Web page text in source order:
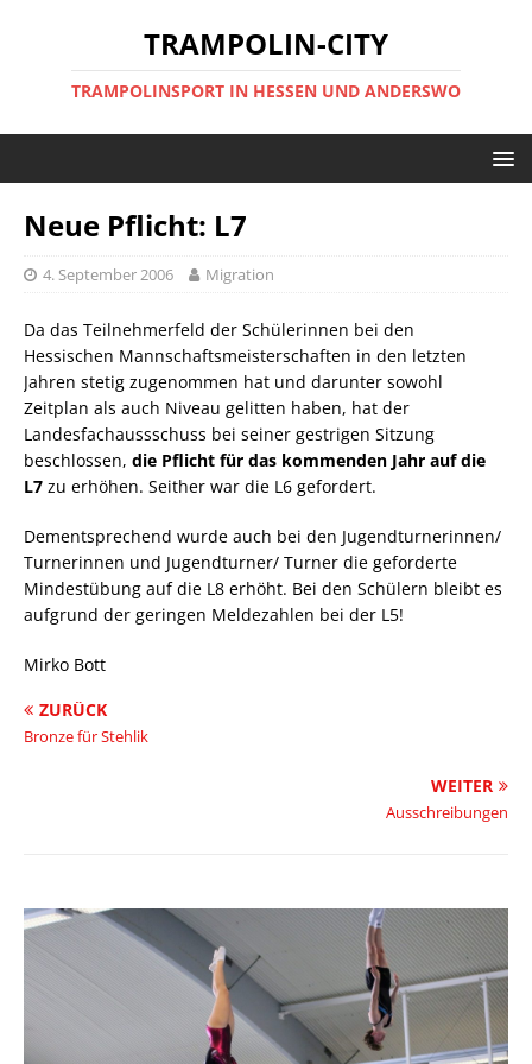
TRAMPOLIN-CITY
TRAMPOLINSPORT IN HESSEN UND ANDERSWO
Neue Pflicht: L7
4. September 2006 Migration
Da das Teilnehmerfeld der Schülerinnen bei den
Hessischen Mannschaftsmeisterschaften in den letzten
Jahren stetig zugenommen hat und darunter sowohl
Zeitplan als auch Niveau gelitten haben, hat der
Landesfachaussschuss bei seiner gestrigen Sitzung
beschlossen, die Pflicht für das kommenden Jahr auf die
L7 zu erhöhen. Seither war die L6 gefordert.
Dementsprechend wurde auch bei den Jugendturnerinnen/
Turnerinnen und Jugendturner/ Turner die geforderte
Mindestübung auf die L8 erhöht. Bei den Schülern bleibt es
aufgrund der geringen Meldezahlen bei der L5!
Mirko Bott
ZURÜCK
Bronze für Stehlik
WEITER
Ausschreibungen